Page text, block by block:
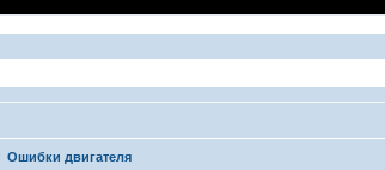
Ошибки двигателя